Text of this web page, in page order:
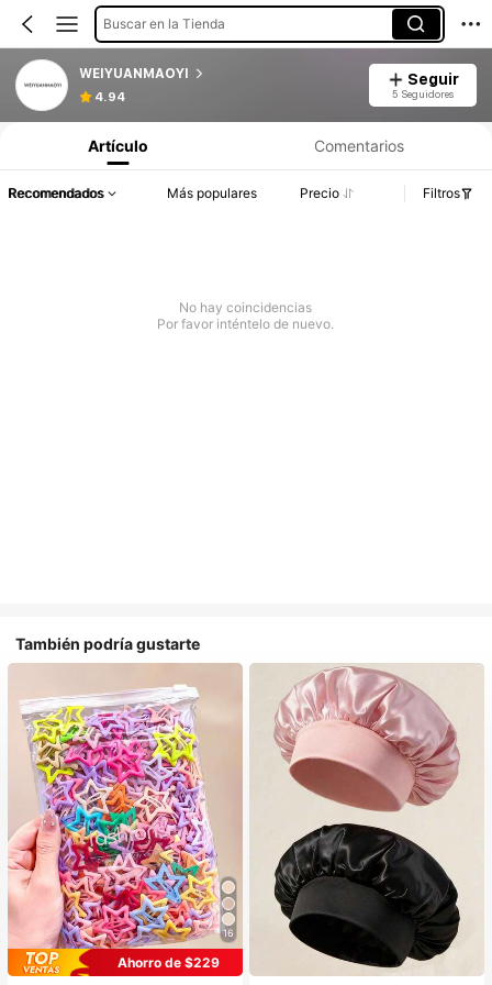
Buscar en la Tienda
WEIYUANMAOYI
4.94
Seguir
5 Seguidores
Artículo Comentarios
Recomendados Más populares Precio Filtros
No hay coincidencias
Por favor inténtelo de nuevo.
También podría gustarte
16
Ahorro de $229
#1 Más vendidos
en Casual Accesorios para el cabello de las mujere
¡Casi agotado!
#1 Más vendidos
en Multicolor Gorros para el pelo para mujer
Establecido hace 1 año